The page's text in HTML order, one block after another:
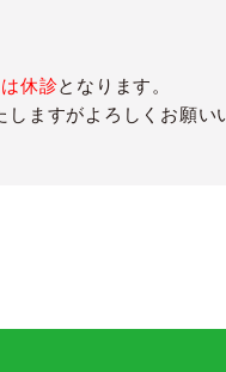
休診となります。
しますがよろしくお願い